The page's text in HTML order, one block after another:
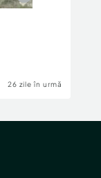
26 zile în urmă